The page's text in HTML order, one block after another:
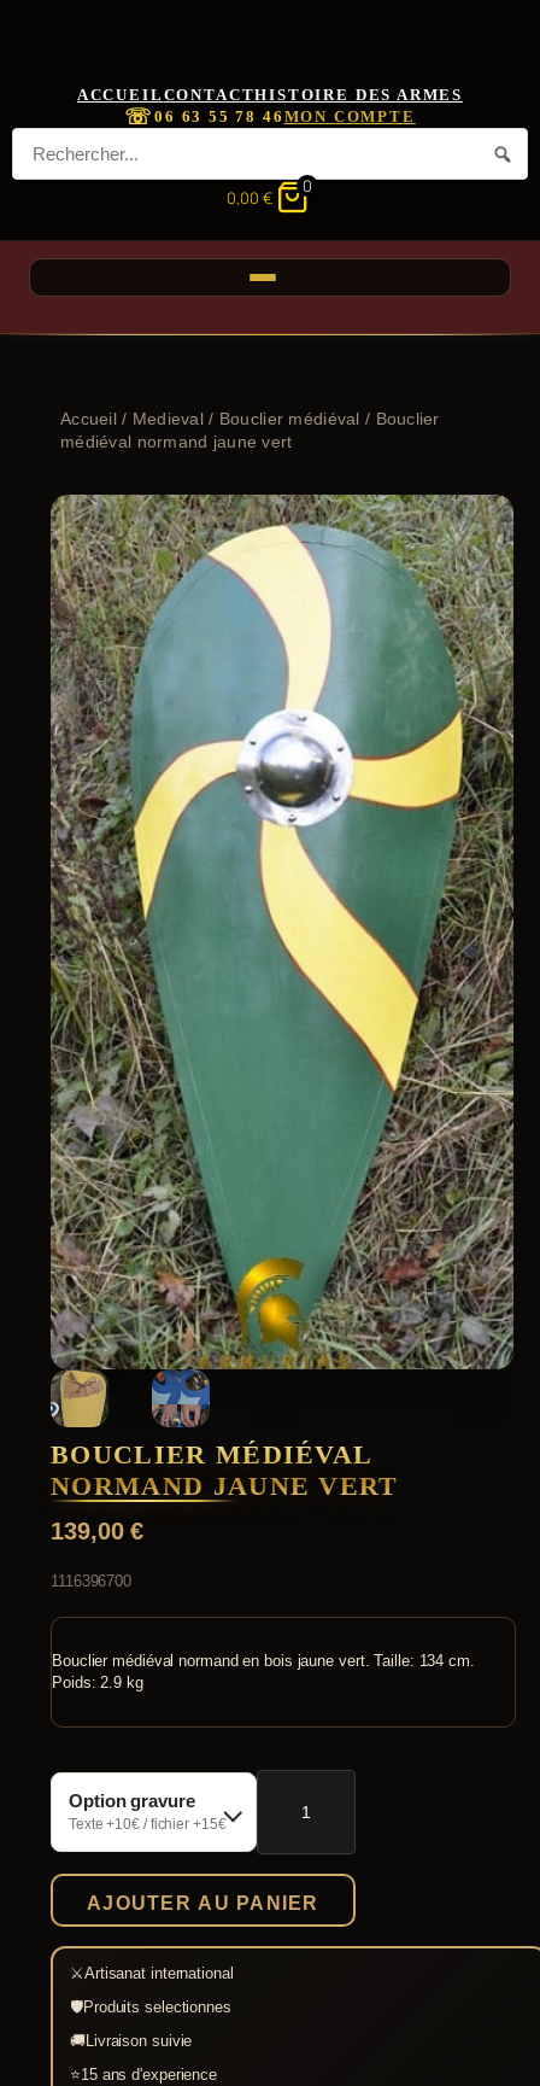
ACCUEIL CONTACTHISTOIRE DES ARMES
☏06 63 55 78 46 MON COMPTE
0,00 €
0
Accueil/ Medieval / Bouclier médiéval / Bouclier
médiéval normand jaune vert
BOUCLIER MÉDIÉVAL
NORMAND JAUNE VERT
139,00€
1116396700
Bouclier médiéval normand en bois jaune vert. Taille: 134 cm.
Poids: 2.9 kg
Option gravure
Texte +10€ / fichier +15€
quantité
Bouclier
médiéval
vert
AJOUTER AU PANIER
⚔Artisanat international
🛡Produits selectionnes
🚚Livraison suivie
⭐15 ans d'experience